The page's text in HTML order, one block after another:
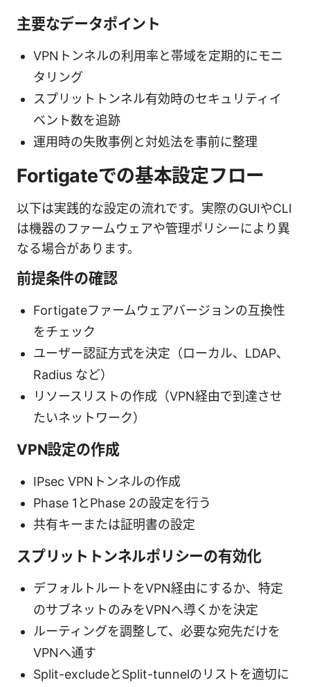
主要なデータポイント
VPNトンネルの利用率と帯域を定期的にモニ
タリング
スプリットトンネル有効時のセキュリティイ
ベント数を追跡
運用時の失敗事例と対処法を事前に整理
Fortigateでの基本設定フロー
以下は実践的な設定の流れです。実際のGUIやCLI
は機器のファームウェアや管理ポリシーにより異
なる場合があります。
前提条件の確認
Fortigateファームウェアバージョンの互換性
をチェック
ユーザー認証方式を決定（ローカル、LDAP、
Radius など）
リソースリストの作成（VPN経由で到達させ
たいネットワーク）
VPN設定の作成
IPsec VPNトンネルの作成
Phase 1とPhase 2の設定を行う
共有キーまたは証明書の設定
スプリットトンネルポリシーの有効化
デフォルトルートをVPN経由にするか、特定
のサブネットのみをVPNへ導くかを決定
ルーティングを調整して、必要な宛先だけを
VPNへ通す
Split-excludeとSplit-tunnelのリストを適切に